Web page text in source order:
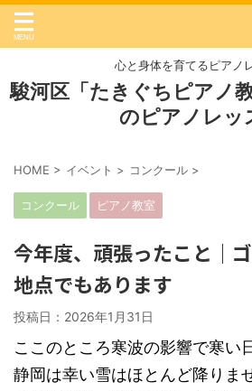
心と身体を育てるピアノ
駿河区「たきぐちピアノ
のピアノレッ
HOME > イベント > コンクール >
コンクール ピアノ教室
今年度、頑張ったこと｜
地点でもあります
投稿日：2026年1月31日
ここのところ寒波の影響で寒い
静岡は幸い雪はほとんど降りま